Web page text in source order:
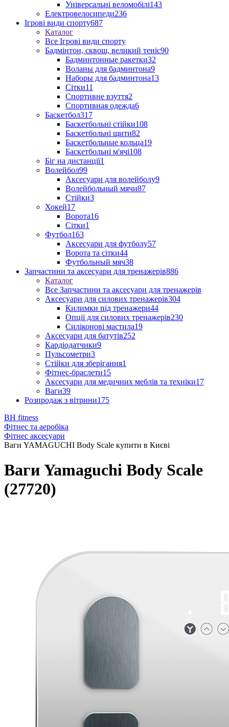
Універсальні веломобілі143
Електровелосипеди236
Ігрові види спорту687
Каталог
Все Ігрові види спорту
Бадмінтон, сквош, великий теніс90
Бадминтонные ракетки32
Воланы для бадминтона9
Наборы для бадминтона13
Сітки11
Спортивне взуття2
Спортивная одежда6
Баскетбол317
Баскетбольні стійки108
Баскетбольні щити82
Баскетбольные кольца19
Баскетбольні м'ячі108
Біг на дистанції1
Волейбол99
Аксесуари для волейболу9
Волейбольный мячи87
Стійки3
Хокей17
Ворота16
Сітки1
Футбол163
Аксесуари для футболу57
Ворота та сітки44
Футбольный мяч38
Запчастини та аксесуари для тренажерів886
Каталог
Все Запчастини та аксесуари для тренажерів
Аксесуари для силових тренажерів304
Килимки під тренажери44
Опції для силових тренажерів230
Силіконові мастила19
Аксесуари для батутів252
Кардіодатчики9
Пульсометри3
Стійки для зберігання1
Фітнес-браслети15
Аксесуари для медичних меблів та техніки17
Ваги39
Розпродаж з вітрини175
BH fitness
Фітнес та аеробіка
Фітнес аксесуари
Ваги YAMAGUCHI Body Scale купити в Києві
Ваги Yamaguchi Body Scale
(27720)